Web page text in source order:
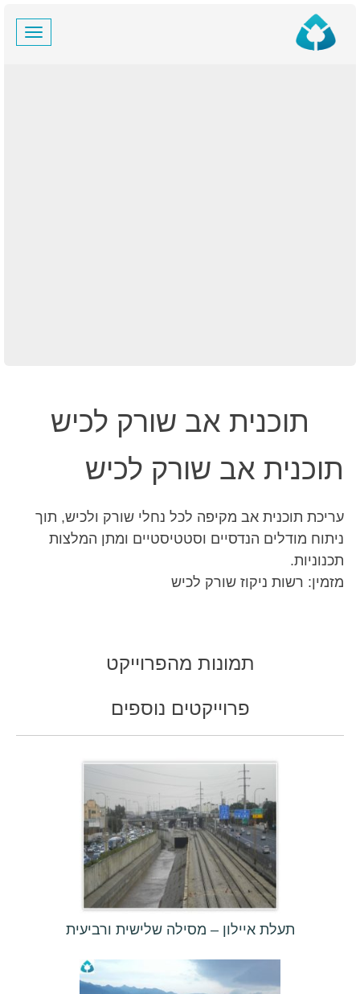
Toggle
navigation
תוכנית אב שורק לכיש
תוכנית אב שורק לכיש
עריכת תוכנית אב מקיפה לכל נחלי שורק ולכיש, תוך
ניתוח מודלים הנדסיים וסטטיסטיים ומתן המלצות
תכנוניות.
מזמין: רשות ניקוז שורק לכיש
תמונות מהפרוייקט
פרוייקטים נוספים
תעלת איילון – מסילה שלישית ורביעית